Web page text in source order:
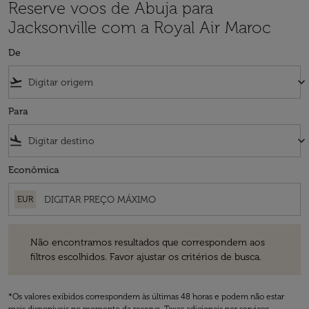
Reserve voos de Abuja para
Jacksonville com a Royal Air Maroc
De
flight_takeoff keyboard_arrow_down
Para
flight_land keyboard_arrow_down
Econômica
EUR
Não encontramos resultados que correspondem aos
filtros escolhidos. Favor ajustar os critérios de busca.
*Os valores exibidos correspondem às últimas 48 horas e podem não estar